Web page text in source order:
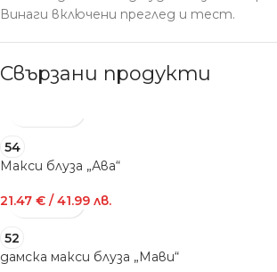
Винаги включени преглед и тест.
Свързани продукти
54
Макси блуза „Ава“
21.47 € / 41.99 лв.
52
дамска макси блуза „Мави“